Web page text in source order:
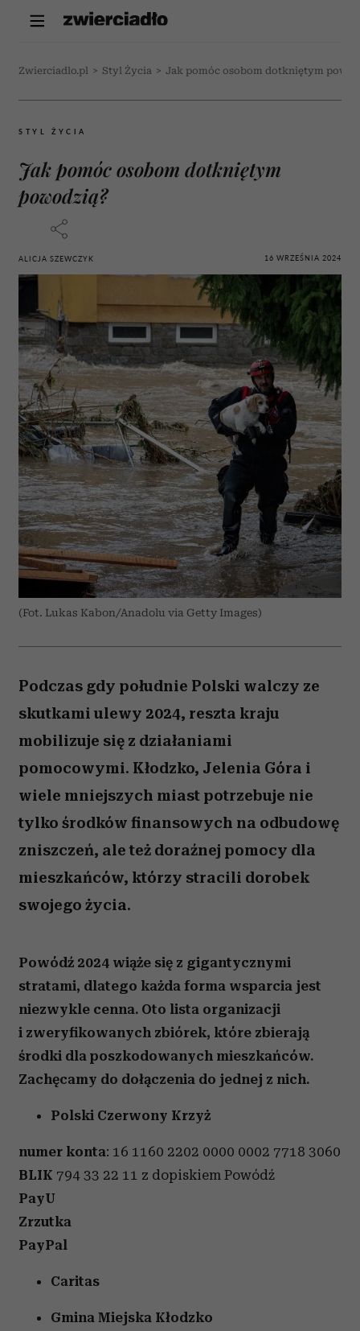
Zwierciadlo.pl > Styl Życia > Jak pomóc osobom dotkniętym
STYL ŻYCIA
Jak pomóc osobom dotkniętym
powodzią?
ALICJA SZEWCZYK 16 WRZEŚNIA 2024
(Fot. Lukas Kabon/Anadolu via Getty Images)
Podczas gdy południe Polski walczy ze
skutkami ulewy 2024, reszta kraju
mobilizuje się z działaniami
pomocowymi. Kłodzko, Jelenia Góra i
wiele mniejszych miast potrzebuje nie
tylko środków finansowych na odbudowę
zniszczeń, ale też doraźnej pomocy dla
mieszkańców, którzy stracili dorobek
swojego życia.
Powódź 2024 wiąże się z gigantycznymi
stratami, dlatego każda forma wsparcia jest
niezwykle cenna. Oto lista organizacji
i zweryfikowanych zbiórek, które zbierają
środki dla poszkodowanych mieszkańców.
Zachęcamy do dołączenia do jednej z nich.
Polski Czerwony Krzyż
numer konta: 16 1160 2202 0000 0002 7718 3060
BLIK 794 33 22 11 z dopiskiem Powódź
PayU
Zrzutka
PayPal
Caritas
Gmina Miejska Kłodzko